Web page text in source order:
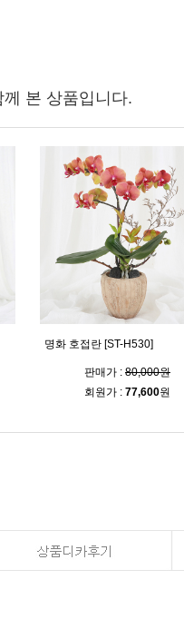
본 상품입니다.
명화 호접란 [ST-H530]
판매가 : 80,000원
회원가 : 77,600원